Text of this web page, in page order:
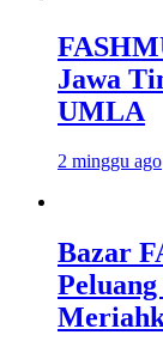
Jawa
UMLA
2 minggu ago
Bazar